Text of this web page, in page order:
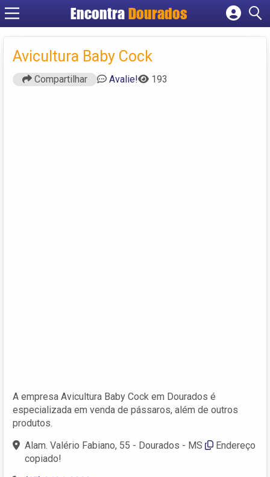
EncontraDourados
Cadastrar empresa
Criar conta
Avicultura Baby Cock
Compartilhar Avalie! 193
A empresa Avicultura Baby Cock em Dourados é
especializada em venda de pássaros, além de outros
produtos.
Alam. Valério Fabiano, 55 - Dourados - MS
Endereço
copiado!